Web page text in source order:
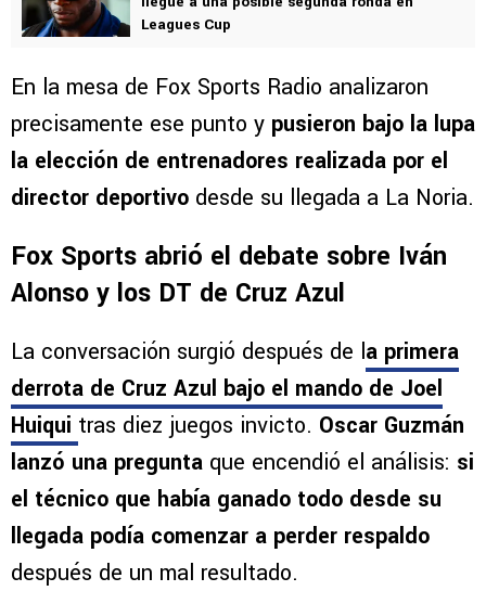
Leagues Cup
En la mesa de Fox Sports Radio analizaron
precisamente ese punto y pusieron bajo la lupa
la elección de entrenadores realizada por el
director deportivo desde su llegada a La Noria.
Fox Sports abrió el debate sobre Iván
Alonso y los DT de Cruz Azul
La conversación surgió después de la primera
derrota de Cruz Azul bajo el mando de Joel
Huiqui tras diez juegos invicto. Oscar Guzmán
lanzó una pregunta que encendió el análisis: si
el técnico que había ganado todo desde su
llegada podía comenzar a perder respaldo
después de un mal resultado.